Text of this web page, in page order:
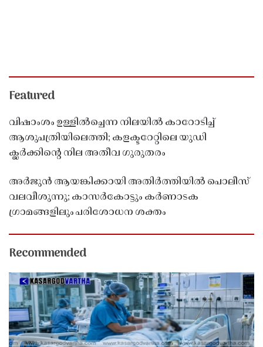
Featured
വിഷാംശം ഉള്ളിൽച്ചെന്ന നിലയിൽ കാറോടിച്ച്
ആശുപത്രിയിലെത്തി; കളക്ടറേറ്റിലെ യുഡി
ക്ലർക്കിൻ്റെ നില അതീവ ഗുരുതരം
അർജുൻ ആയങ്കിക്കായി അതിർത്തിയിൽ പൊലീസ്
വലവീശുന്നു; കാസർകോട്ടും കർണാടക
ഗ്രാമങ്ങളിലും പരിശോധന ശക്തം
Recommended